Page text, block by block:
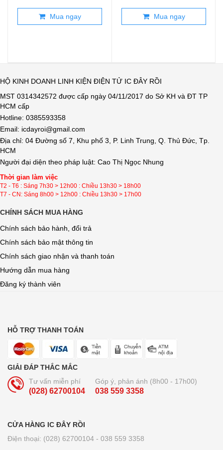
Mua ngay Mua ngay
HỘ KINH DOANH LINH KIỆN ĐIỆN TỬ IC ĐÂY RỒI
MST 0314342572 được cấp ngày 04/11/2017 do Sở KH và ĐT TP
HCM cấp
Hotline: 0385593358
Email: icdayroi@gmail.com
Địa chỉ: 04 Đường số 7, Khu phố 3, P. Linh Trung, Q. Thủ Đức, Tp.
HCM
Người đại diện theo pháp luật: Cao Thị Ngọc Nhung
Thời gian làm việc
T2 - T6 : Sáng 7h30 > 12h00 : Chiều 13h30 > 18h00
T7 - CN: Sáng 8h00 > 12h00 : Chiều 13h30 > 17h00
CHÍNH SÁCH MUA HÀNG
Chính sách bảo hành, đổi trả
Chính sách bảo mật thông tin
Chính sách giao nhận và thanh toán
Hướng dẫn mua hàng
Đăng ký thành viên
HỖ TRỢ THANH TOÁN
GIẢI ĐÁP THẮC MẮC
Tư vấn miễn phí
(028) 62700104
Góp ý, phản ánh (8h00 - 17h00)
038 559 3358
CỬA HÀNG IC ĐÂY RỒI
Điện thoại: (028) 62700104 - 038 559 3358